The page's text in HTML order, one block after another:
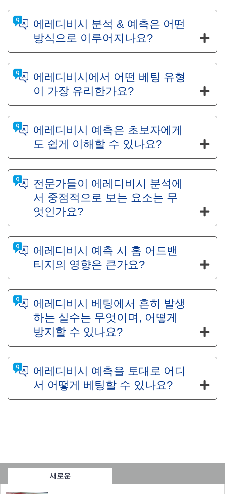
에레디비시 분석 & 예측은 어떤
방식으로 이루어지나요?
에레디비시에서 어떤 베팅 유형
이 가장 유리한가요?
에레디비시 예측은 초보자에게
도 쉽게 이해할 수 있나요?
전문가들이 에레디비시 분석에
서 중점적으로 보는 요소는 무
엇인가요?
에레디비시 예측 시 홈 어드밴
티지의 영향은 큰가요?
에레디비시 베팅에서 흔히 발생
하는 실수는 무엇이며, 어떻게
방지할 수 있나요?
에레디비시 예측을 토대로 어디
서 어떻게 베팅할 수 있나요?
새로운